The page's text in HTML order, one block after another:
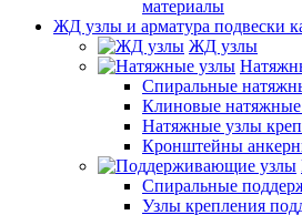
материалы
ЖД узлы и арматура подвески
ЖД узлы
Спиральные
Клиновые
Натяжные узлы
Кронштейны
Спиральные
Узлы крепления